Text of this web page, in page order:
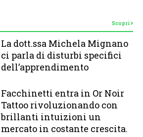
Scopri
La dott.ssa Michela Mignano
ci parla di disturbi specifici
dell’apprendimento
Facchinetti entra in Or Noir
Tattoo rivoluzionando con
brillanti intuizioni un
mercato in costante crescita.